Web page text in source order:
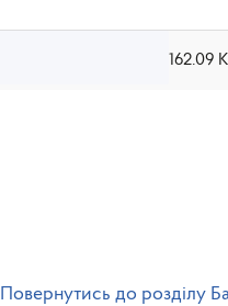
162.09
Повернутись до розділу